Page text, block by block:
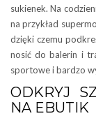
sukienek. Na
na przykład
dzięki czemu
nosić do balerin i
sportowe i bardzo
ODKRYJ
NA EBUTIK